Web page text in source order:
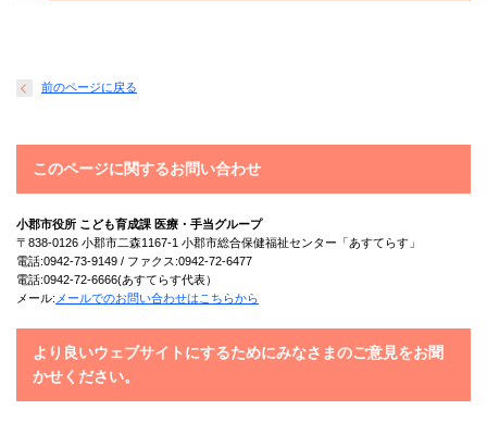
前のページに戻る
このページに関するお問い合わせ
小郡市役所 こども育成課 医療・手当グループ
〒838-0126 小郡市二森1167-1 小郡市総合保健福祉センター「あすてらす」
電話:0942-73-9149 / ファクス:0942-72-6477
電話:0942-72-6666(あすてらす代表）
メール: メールでのお問い合わせはこちらから
より良いウェブサイトにするためにみなさまのご意見をお聞
かせください。